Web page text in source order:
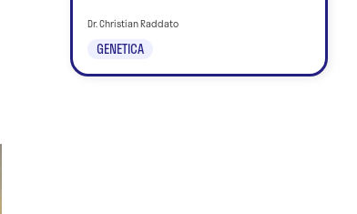
GENETICA
Dr. Christian Raddato